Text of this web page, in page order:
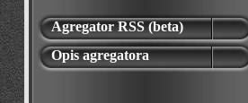
Agregator RSS (beta)
Opis agregatora